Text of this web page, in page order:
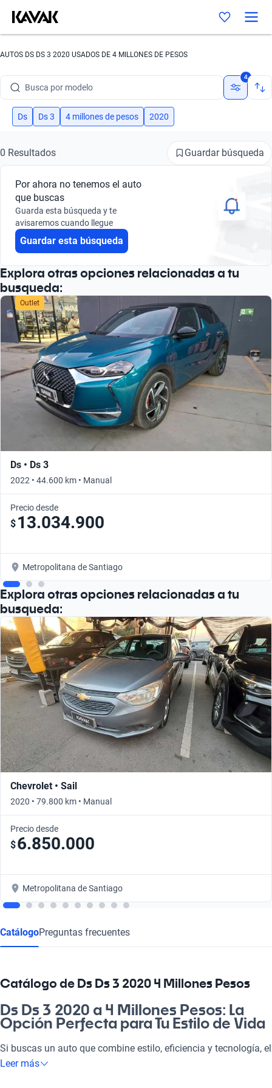
AUTOS DS DS 3 2020 USADOS DE 4 MILLONES DE PESOS
Busca por modelo
Busca por versión
Busca por marca
Busca por modelo
Busca por versión
4
Ds Ds 3 4 millones de pesos 2020
0 Resultados Guardar búsqueda
Por ahora no tenemos el auto
que buscas
Guarda esta búsqueda y te
avisaremos cuando llegue
Guardar esta búsqueda
Explora otras opciones relacionadas a tu
busqueda:
Outlet
Ds • Ds 3
2022 • 44.600 km • Manual
Precio desde
$ 13.034.900
Metropolitana de Santiago
Explora otras opciones relacionadas a tu
busqueda:
Chevrolet • Sail
2020 • 79.800 km • Manual
Precio desde
$6.850.000
Metropolitana de Santiago
CatálogoPreguntas frecuentes
Catálogo de Ds Ds 3 2020 4 Millones Pesos
Ds Ds 3 2020 a 4 Millones Pesos: La
Opción Perfecta para Tu Estilo de Vida
Si buscas un auto que combine estilo, eficiencia y tecnología, el
Ds Ds 3 2020 a 4 millones es tu mejor elección. Este vehículo
Leer más